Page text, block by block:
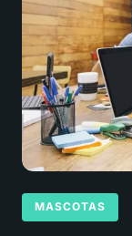
MASCOTAS